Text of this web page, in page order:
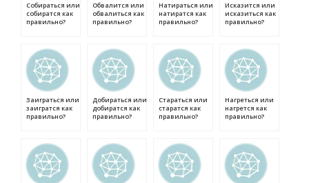
Собираться или
собиратся как
правильно?
Обвалится или
обвалиться как
правильно?
Натираться или
натиратся как
правильно?
Исказится или
исказиться как
правильно?
Заиграться или
заигратся как
правильно?
Добираться или
добиратся как
правильно?
Стараться или
старатся как
правильно?
Нагреться или
нагрется как
правильно?